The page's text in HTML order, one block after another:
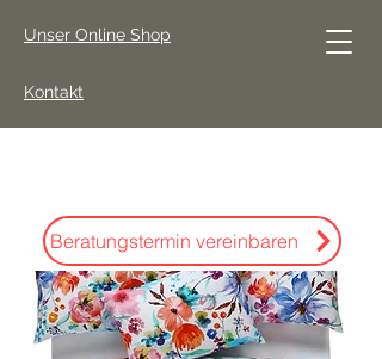
Unser Online Shop
Kontakt
Beratungstermin vereinbaren